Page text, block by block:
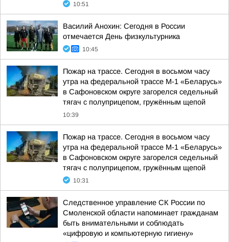
10:51
Василий Анохин: Сегодня в России
отмечается День физкультурника
10:45
Пожар на трассе. Сегодня в восьмом часу
утра на федеральной трассе М-1 «Беларусь»
в Сафоновском округе загорелся седельный
тягач с полуприцепом, гружённым щепой
10:39
Пожар на трассе. Сегодня в восьмом часу
утра на федеральной трассе М-1 «Беларусь»
в Сафоновском округе загорелся седельный
тягач с полуприцепом, гружённым щепой
10:31
Следственное управление СК России по
Смоленской области напоминает гражданам
быть внимательными и соблюдать
«цифровую и компьютерную гигиену»